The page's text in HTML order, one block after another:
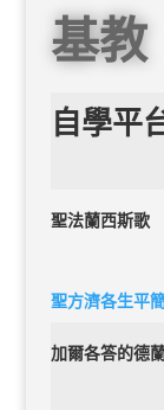
基教
自學平
聖法蘭西斯歌
聖方濟各生平
加爾各答的德